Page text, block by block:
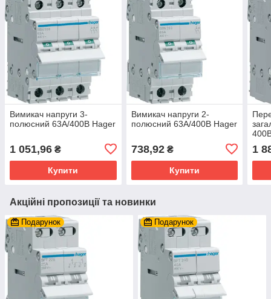
Вимикач напруги 3-
полюсний 63А/400В Hager
1 051,96 ₴
Купити
Вимикач напруги 2-
полюсний 63А/400В Hager
738,92₴
Купити
1
Акційні пропозиції та новинки
Подарунок Подарунок